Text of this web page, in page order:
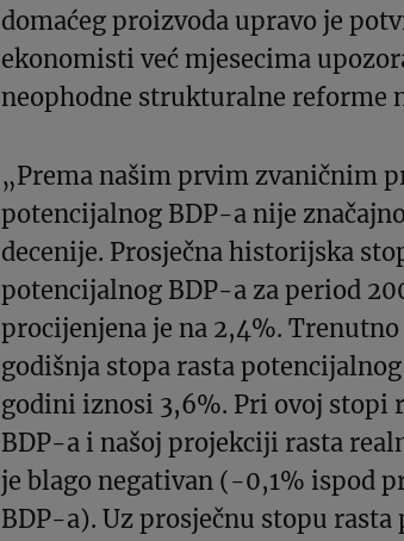
domaćeg proizvoda upravo je
ekonomisti već mjesecima
neophodne strukturalne reforme
„Prema našim prvim zvaničnim
potencijalnog BDP-a nije
decenije. Prosječna historijska
potencijalnog BDP-a za period
procijenjena je na 2,4%.
godišnja stopa rasta
godini iznosi 3,6%. Pri ovoj stopi
BDP-a i našoj projekciji rasta
je blago negativan (-0,1% ispod
BDP-a). Uz prosječnu stopu